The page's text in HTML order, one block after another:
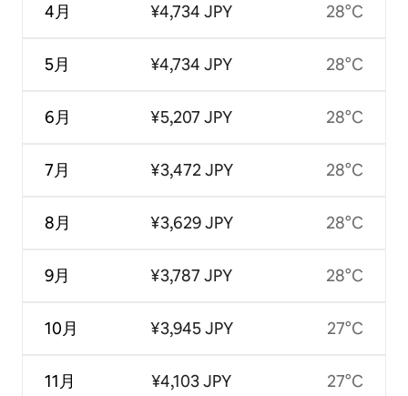
4月
5月
6月
7月
8月
9月
10月
11月
¥4,734 JPY
¥4,734 JPY
¥5,207 JPY
¥3,472 JPY
¥3,629 JPY
¥3,787 JPY
¥3,945 JPY
¥4,103 JPY
28°C
28°C
28°C
28°C
28°C
28°C
27°C
27°C